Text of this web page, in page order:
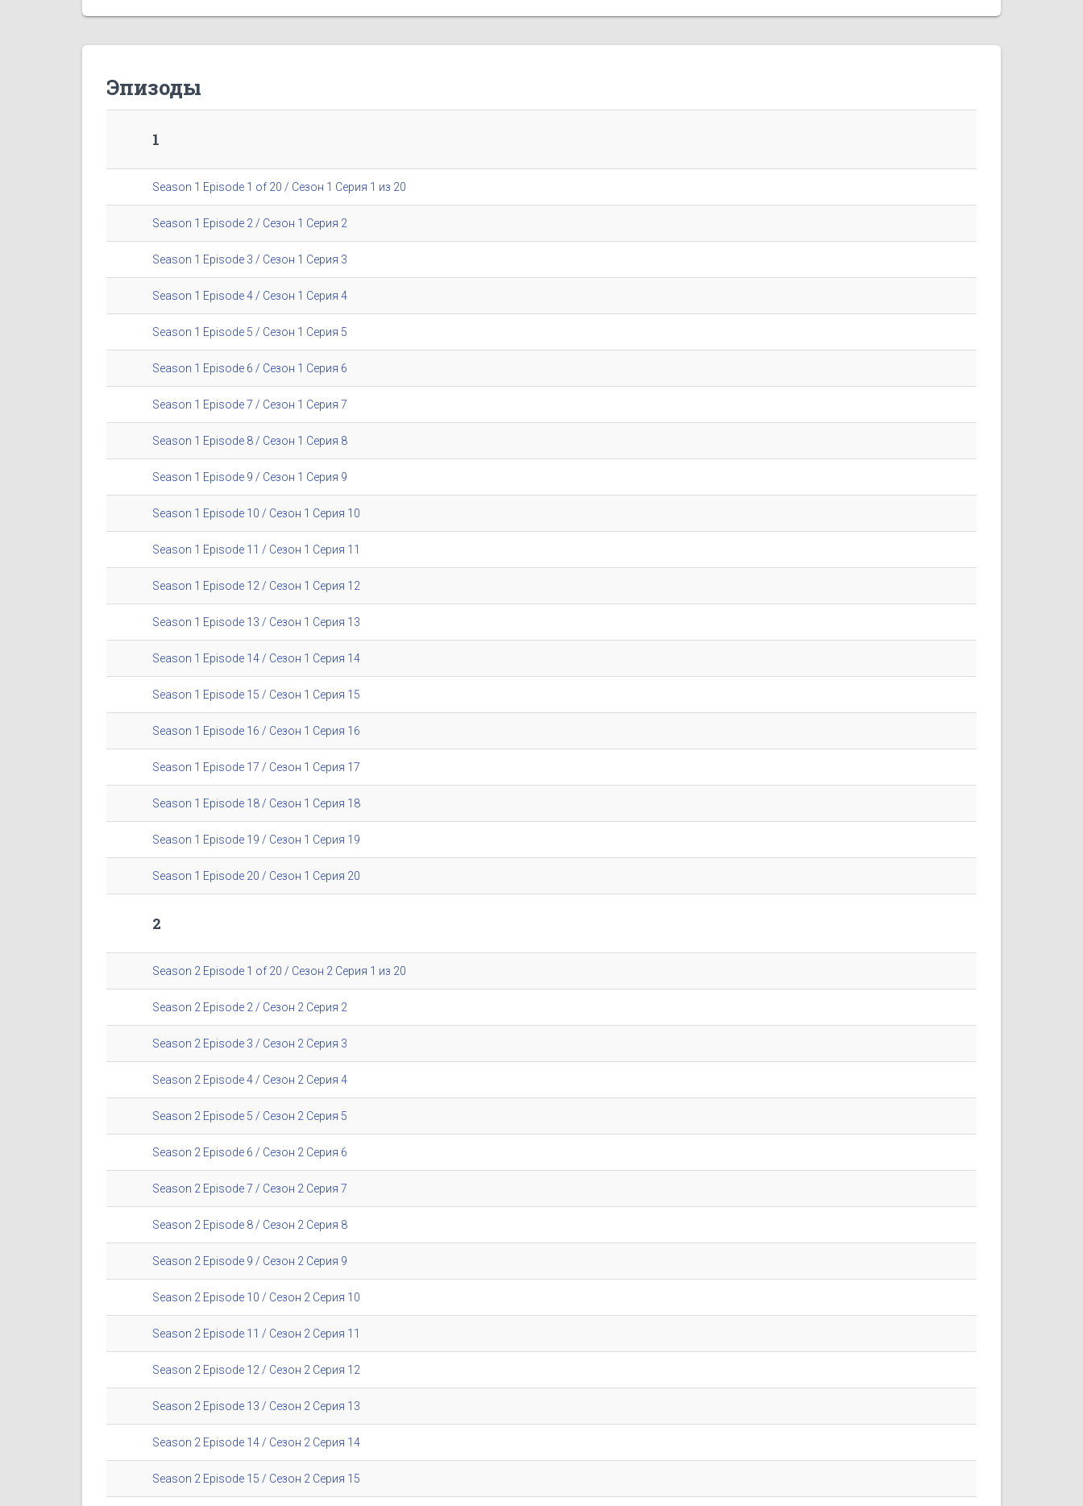
Эпизоды
1
Season 1 Episode 1 of 20 / Сезон 1 Серия 1 из 20
Season 1 Episode 2 / Сезон 1 Серия 2
Season 1 Episode 3 / Сезон 1 Серия 3
Season 1 Episode 4 / Сезон 1 Серия 4
Season 1 Episode 5 / Сезон 1 Серия 5
Season 1 Episode 6 / Сезон 1 Серия 6
Season 1 Episode 7 / Сезон 1 Серия 7
Season 1 Episode 8 / Сезон 1 Серия 8
Season 1 Episode 9 / Сезон 1 Серия 9
Season 1 Episode 10 / Сезон 1 Серия 10
Season 1 Episode 11 / Сезон 1 Серия 11
Season 1 Episode 12 / Сезон 1 Серия 12
Season 1 Episode 13 / Сезон 1 Серия 13
Season 1 Episode 14 / Сезон 1 Серия 14
Season 1 Episode 15 / Сезон 1 Серия 15
Season 1 Episode 16 / Сезон 1 Серия 16
Season 1 Episode 17 / Сезон 1 Серия 17
Season 1 Episode 18 / Сезон 1 Серия 18
Season 1 Episode 19 / Сезон 1 Серия 19
Season 1 Episode 20 / Сезон 1 Серия 20
2
Season 2 Episode 1 of 20 / Сезон 2 Серия 1 из 20
Season 2 Episode 2 / Сезон 2 Серия 2
Season 2 Episode 3 / Сезон 2 Серия 3
Season 2 Episode 4 / Сезон 2 Серия 4
Season 2 Episode 5 / Сезон 2 Серия 5
Season 2 Episode 6 / Сезон 2 Серия 6
Season 2 Episode 7 / Сезон 2 Серия 7
Season 2 Episode 8 / Сезон 2 Серия 8
Season 2 Episode 9 / Сезон 2 Серия 9
Season 2 Episode 10 / Сезон 2 Серия 10
Season 2 Episode 11 / Сезон 2 Серия 11
Season 2 Episode 12 / Сезон 2 Серия 12
Season 2 Episode 13 / Сезон 2 Серия 13
Season 2 Episode 14 / Сезон 2 Серия 14
Season 2 Episode 15 / Сезон 2 Серия 15